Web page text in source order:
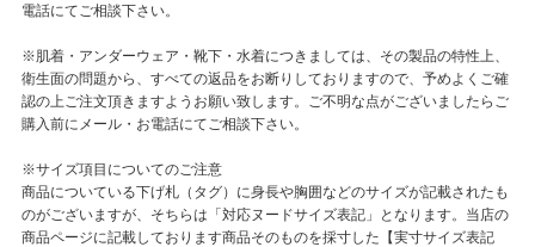
電話にてご相談下さい。
※肌着・アンダーウェア・靴下・水着につきましては、その製品の特性上、
衛生面の問題から、すべての返品をお断りしておりますので、予めよくご確
認の上ご注文頂きますようお願い致します。ご不明な点がございましたらご
購入前にメール・お電話にてご相談下さい。
※サイズ項目についてのご注意
商品についている下げ札（タグ）に身長や胸囲などのサイズが記載されたも
のがございますが、そちらは「対応ヌードサイズ表記」となります。当店の
商品ページに記載しております商品そのものを採寸した【実寸サイズ表記